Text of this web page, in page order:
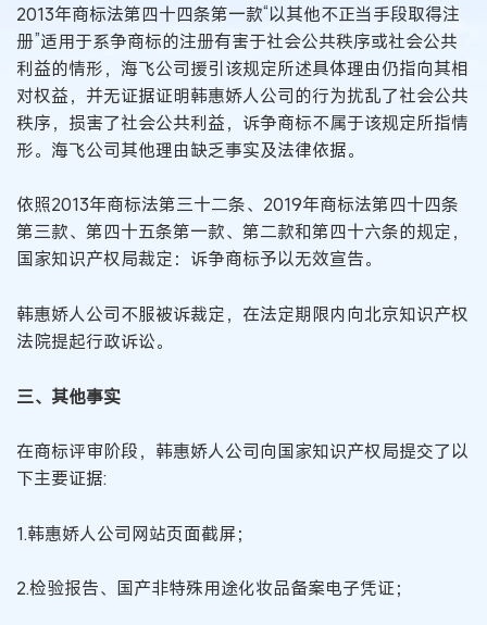
2013年商标法第四十四条第一款“以其他不正当手段取得注
册”适用于系争商标的注册有害于社会公共秩序或社会公共
利益的情形，海飞公司援引该规定所述具体理由仍指向其相
对权益，并无证据证明韩惠娇人公司的行为扰乱了社会公共
秩序，损害了社会公共利益，诉争商标不属于该规定所指情
形。海飞公司其他理由缺乏事实及法律依据。
依照2013年商标法第三十二条、2019年商标法第四十四条
第三款、第四十五条第一款、第二款和第四十六条的规定，
国家知识产权局裁定：诉争商标予以无效宣告。
韩惠娇人公司不服被诉裁定，在法定期限内向北京知识产权
法院提起行政诉讼。
三、其他事实
在商标评审阶段，韩惠娇人公司向国家知识产权局提交了以
下主要证据:
1.韩惠娇人公司网站页面截屏；
2.检验报告、国产非特殊用途化妆品备案电子凭证；